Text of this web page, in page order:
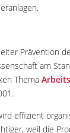
Prävention
am
Thema
effizient
weil die